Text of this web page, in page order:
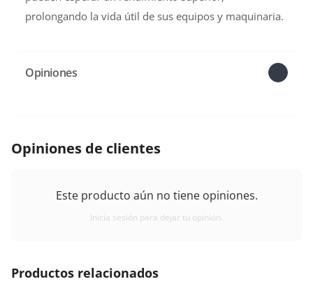
prolongando la vida útil de sus equipos y maquinaria.
Opiniones
Opiniones de clientes
Este producto aún no tiene opiniones.
Inicia sesión para dejar tu opinión.
Productos relacionados